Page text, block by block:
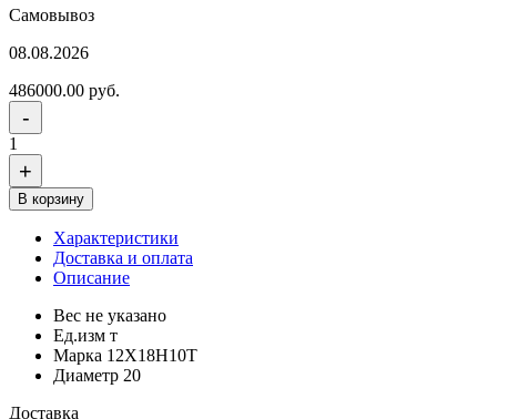
Самовывоз
08.08.2026
486000.00 руб.
-
1
+
В корзину
Характеристики
Доставка и оплата
Описание
Вес не указано
Ед.изм т
Марка 12Х18Н10Т
Диаметр 20
Доставка